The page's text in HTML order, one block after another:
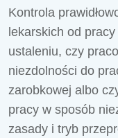
Kontrola
lekarskich od
ustaleniu, czy
niezdolności do
zarobkowej albo
pracy w sposób
zasady i tryb